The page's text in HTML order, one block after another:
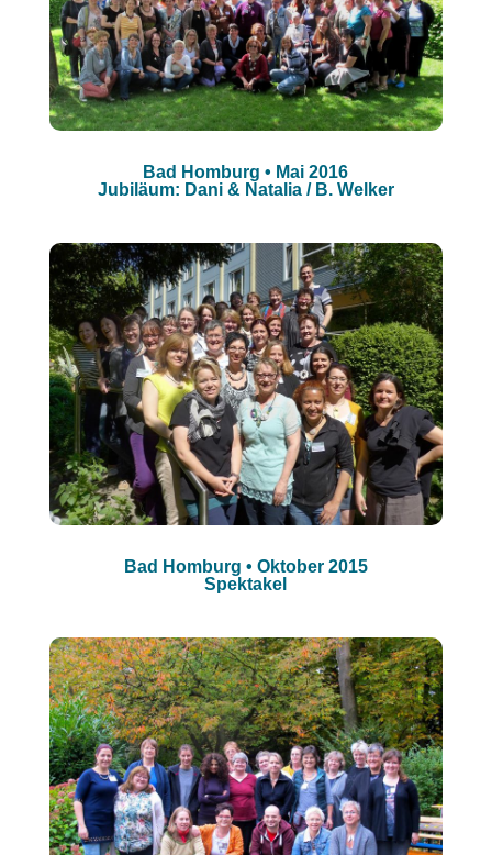
Bad Homburg • Mai 2016
Jubiläum: Dani & Natalia / B. Welker
Bad Homburg • Oktober 2015
Spektakel